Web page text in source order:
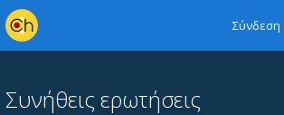
Σύνδεση
Συνήθεις ερωτήσεις